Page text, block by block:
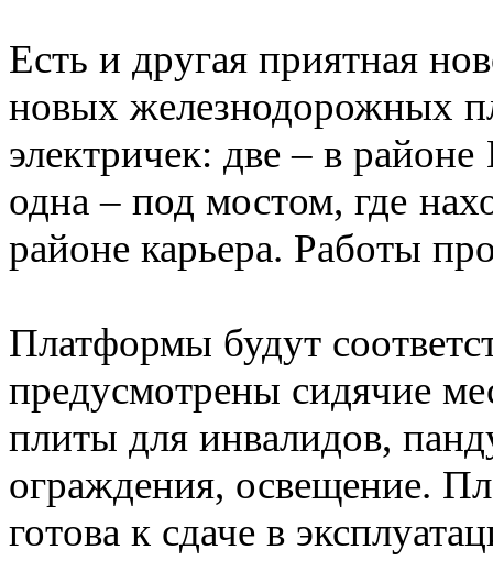
Есть и другая приятная
новых железнодорожных
электричек: две – в
одна – под мостом, где
районе карьера. Работы
Платформы будут
предусмотрены сидячие
плиты для инвалидов,
ограждения, освещение.
готова к сдаче в